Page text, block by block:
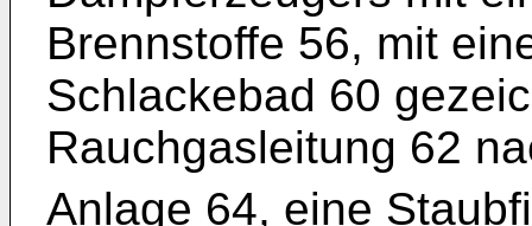
Brennstoffe 56, mit
Schlackebad 60
Rauchgasleitung 62
Anlage 64, eine